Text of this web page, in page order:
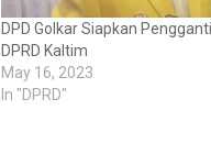
DPD Golkar Siapkan
DPRD Kaltim
May 16, 2023
In "DPRD"